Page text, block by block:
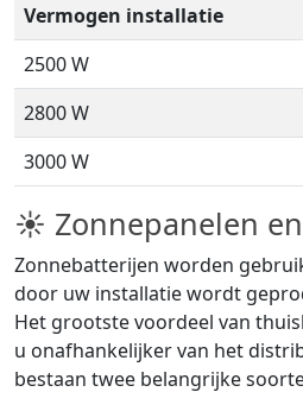
Vermogen installatie
2500 W
2800 W
3000 W
☀ Zonnepanelen
Zonnebatterijen worden
door uw installatie wordt
Het grootste voordeel van
u onafhankelijker van het
bestaan twee belangrijke